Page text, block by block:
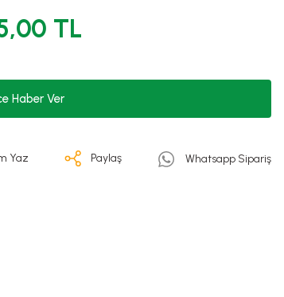
TL
Haber Ver
Yaz Paylaş Whatsapp Sipariş